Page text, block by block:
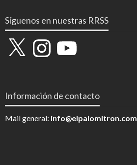
Síguenos en nuestras RRSS
X InstagramYouTube
Información de contacto
Mail general: info@elpalomitron.com